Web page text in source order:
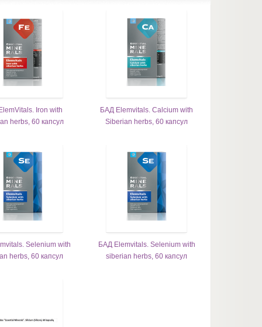
Iron with
herbs, 60 капсул
БАД Elemvitals. Calcium with
Siberian herbs, 60 капсул
Selenium with
herbs, 60 капсул
БАД Elemvitals. Selenium with
siberian herbs, 60 капсул